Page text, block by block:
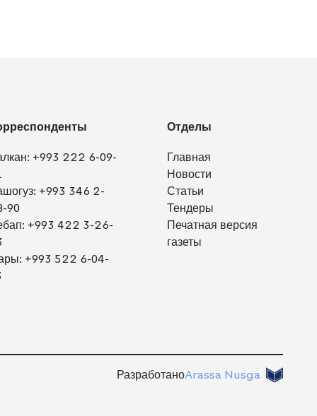
+993 222 6-09-
+993 346 2-
90
+993 422 3-26-
+993 522 6-04-
Отделы
Главная
Новости
Статьи
Тендеры
Печатная версия
газеты
РазработаноArassa Nusga